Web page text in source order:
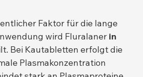
Faktor für die lange
wird Fluralaner in
Bei Kautabletten erfolgt die
Plasmakonzentration